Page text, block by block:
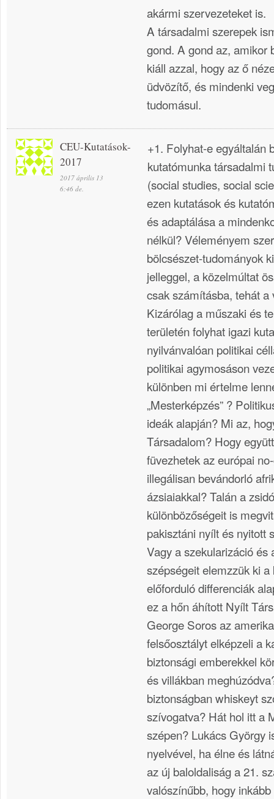
akármi szervezeteket is.
A társadalmi szerepek
gond. A gond az, amikor
kiáll azzal, hogy az ő
üdvözítő, és mindenki
tudomásul.
CEU-Kutatások-
2017
2017 április 13
6:46 de.
+1. Folyhat-e egyáltalán
kutatómunka társadalmi
(social studies, social
ezen kutatások és
és adaptálása a
nélkül? Véleményem
bölcsészet-tudományok
jelleggel, a közelmúltat
csak számításba, tehát
Kizárólag a műszaki és
területén folyhat igazi
nyilvánvalóan politikai
politikai agymosáson
különben mi értelme
„Mesterképzés” ?
ideák alapján? Mi az,
Társadalom? Hogy
füvezhetek az európai
illegálisan bevándorló
ázsiaiakkal? Talán a
különbözőségeit is
pakisztáni nyílt és nyitott
Vagy a szekularizáció és
szépségeit elemzzük ki
előforduló differenciák
ez a hőn áhított Nyílt
George Soros az
felsőosztályt elképzeli a
biztonsági emberekkel
és villákban
biztonságban whiskeyt
szívogatva? Hát hol itt a
szépen? Lukács György
nyelvével, ha élne és
az új baloldaliság a 21.
valószínűbb, hogy